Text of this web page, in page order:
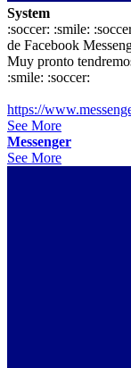
System
:soccer: :smile:
de Facebook
Muy pronto
:smile: :soccer:
https://
See More
Messenger
See More